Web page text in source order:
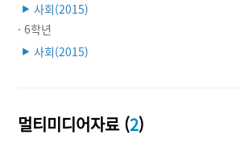
▶ 사회(2015)
· 6학년
▶ 사회(2015)
멀티미디어자료 (2)